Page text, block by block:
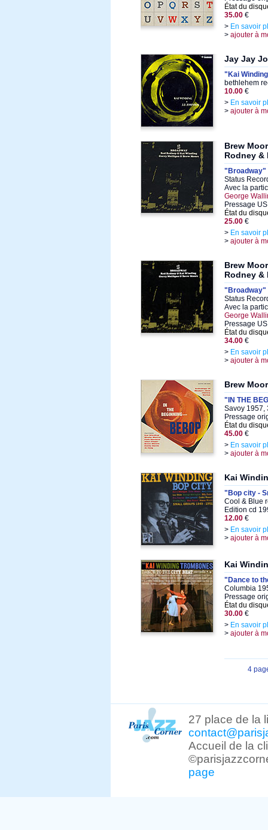
État du
35.00 €
> En savoir
> ajouter à
Jay Jay
"Kai
bethlehem
10.00 €
> En savoir
> ajouter à
Brew
Rodney &
"Broadway"
Status
Avec la
George
Pressage
État du
25.00 €
> En savoir
> ajouter à
Brew
Rodney &
"Broadway"
Status
Avec la
George
Pressage
État du
34.00 €
> En savoir
> ajouter à
Brew
"IN THE
Savoy 1957,
Pressage
État du
45.00 €
> En savoir
> ajouter à
Kai
"Bop city -
Cool & Blue
Edition cd
12.00 €
> En savoir
> ajouter à
Kai
"Dance to
Columbia
Pressage
État du
30.00 €
> En savoir
> ajouter à
4
27 place de la
Accueil de la
page